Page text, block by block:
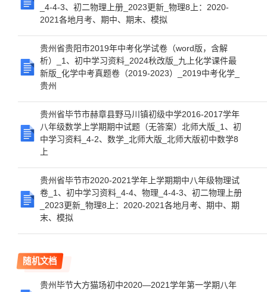
_4-4-3、初二物理上册_2023更新_物理8上：2020-
2021各地月考、期中、期末、模拟
贵州省贵阳市2019年中考化学试卷（word版，含解
析）_1、初中学习资料_2024秋改版_九上化学课件最
新版_化学中考真题卷（2019-2023）_2019中考化学_
贵州
贵州省毕节市赫章县野马川镇初级中学2016-2017学年
八年级数学上学期期中试题（无答案）北师大版_1、初
中学习资料_4-2、数学_北师大版_北师大版初中数学8
上
贵州省毕节市2020-2021学年上学期期中八年级物理试
卷_1、初中学习资料_4-4、物理_4-4-3、初二物理上册
_2023更新_物理8上：2020-2021各地月考、期中、期
末、模拟
随机文档
贵州毕节大方猫场初中2020—2021学年第一学期八年